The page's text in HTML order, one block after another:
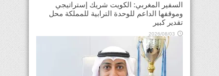
السفير المغربي: الكويت شريك إستراتيجي
وموقفها الداعم للوحدة الترابية للمملكة محل
تقدير كبير
2026/08/03